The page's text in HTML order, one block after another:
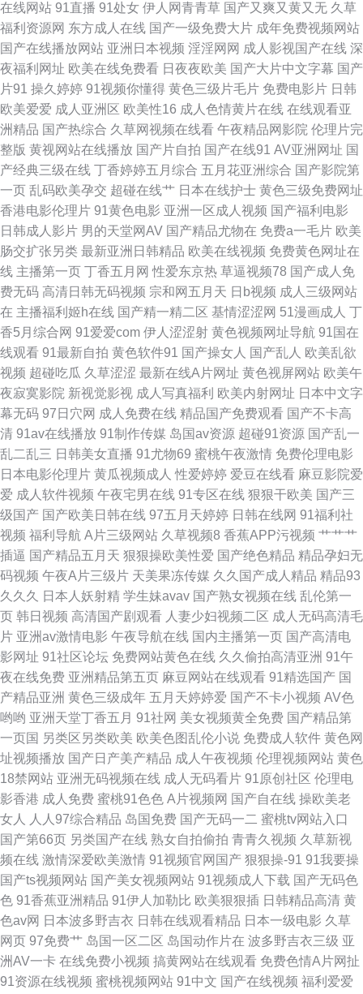
午夜天堂国产在线 国产拍揄 乌克兰肥 国产精品丝袜在线 太久在线观看 高清
网络电视直播 手机中文字幕7 国产a国产片精品 丝袜人妻中文字幕 国产3级
色五月天网站 豆花91网 色欲AV亚洲情无码AV蜜桃 豆花吃瓜网 无码高清第
一页 国产精品国产精品国产专区 我们高清在线观 国产精品亚洲综合的 国内
高清 亚洲国产精品国语在线 国产亚洲成 亚州综合影院 黑丝高跟内射 亚洲人
成电影在线观看 好看 亚洲欧美18v中文字 国产自拍第五页 亚洲伦理 国产在
线精品观看一区 亚洲精品高清 灬受不了了视频 成人国产一区二区三区 夜夜
狂射影院欧美极品 欧美视频 国产36 综合瑟瑟 色九九视频 囯产精品乱码不卡
少妇网址 高清日韩在线 日韩中文字幕在线视频 东北妇女xx做爰视频 日韩色
婷 处女免费视频 日韩黄页网站 成全视频免费观看在线观看 天天干天天日天
天操综合色 国产大乳美女挤奶视频 完整观看高 国产精品日韩大片 婷婷开心
色四房播播 国产日本视频 亚洲第一免费视频网站 精品久久人妻 一级a爱 九
一破解版 在线观看不 久久人热人 樱桃tv在线观看视频 乱熟真实 中文字幕乱
码在线视频 男人天堂导航 91超碰在线五月 欧美另类色 97视频新免费 欧美性
V AAA欧美性爱 欧亚影院 AV新资源 欧日美中文字幕 99超碰美女 青娱乐99
在线 a视频免 欧美综合视频一区二区 99东京热 欧美一区二区三区性爱视频
av成人资源站 欧美在线a we官网 青青草久久99视频 AV免费网站永久 青草
视频在线播放 www欧色 日本肉漫网站 超碰久热 日本熟妇乱妇熟色A片蜜桃
亚洲 91精品导航在线网址 成人午夜福利 日韩国产欧美视频 国产精品啪啪视
频 偷自在线国产 国产精品欧美伊人久久久久婷婷 偷拍97av 国产精品蜜芽AV
忘忧草在线 国产精品喂奶在线播放 午夜三级三级三点在线 国产又爽又黄的
视频 亚洲国产一成人 狠狠综合 亚洲婷婷一区二区三区 中文欧美一级强 欧美
综合视频在线 99香蕉资源视频 区免费视频 波多野吉衣电影 日本欧美亚洲日
韩国产 成全我在线观看免费观看 日韩欧美亚洲每 福利手机电影 少女たち版
在线网站 91直播 91处女 伊人网青青草 国产又爽又黄又无 久草
福利资源网 东方成人在线 国产一级免费大片 成年免费视频网站
国产在线播放网站 亚洲日本视频 淫淫网网 成人影视国产在线 深
夜福利网址 欧美在线免费看 日夜夜欧美 国产大片中文字幕 国产
片91 操久婷婷 91视频你懂得 黄色三级片毛片 免费电影片 日韩
欧美爱爱 成人亚洲区 欧美性16 成人色情黄片在线 在线观看亚
洲精品 国产热综合 久草网视频在线看 午夜精品网影院 伦理片完
整版 黄视网站在线播放 国产片自拍 国产在线91 AV亚洲网址 国
产经典三级在线 丁香婷婷五月综合 五月花亚洲综合 国产影院第
一页 乱码欧美孕交 超碰在线艹 日本在线护士 黄色三级免费网址
香港电影伦理片 91黄色电影 亚洲一区成人视频 国产福利电影
日韩成人影片 男的天堂网AV 国产精品尤物在 免费a一毛片 欧美
肠交扩张另类 最新亚洲日韩精品 欧美在线视频 免费黄色网址在
线 主播第一页 丁香五月网 性爱东京热 草逼视频78 国产成人免
费无码 高清日韩无码视频 宗和网五月天 日b视频 成人三级网站
在 主播福利姬h在线 国产精一精二区 基情涩涩网 51漫画成人 丁
香5月综合网 91爱爱com 伊人涩涩射 黄色视频网址导航 91国在
线观看 91最新自拍 黄色软件91 国产操女人 国产乱人 欧美乱欲
视频 超碰吃瓜 久草涩涩 最新在线A片网址 黄色视屏网站 欧美午
夜寂寞影院 新视觉影视 成人写真福利 欧美内射网址 日本中文字
幕无码 97日穴网 成人免费在线 精品国产免费观看 国产不卡高
清 91av在线播放 91制作传媒 岛国av资源 超碰91资源 国产乱一
乱二乱三 日韩美女直播 91尤物69 蜜桃午夜激情 免费伦理电影
日本电影伦理片 黄瓜视频成人 性爱婷婷 爱豆在线看 麻豆影院爱
爱 成人软件视频 午夜宅男在线 91专区在线 狠狠干欧美 国产三
级国产 国产欧美日韩在线 97五月天婷婷 日韩在线网 91福利社
视频 福利导航 A片三级网站 久草视频8 香蕉APP污视频 艹艹艹
插逼 国产精品五月天 狠狠操欧美性爱 国产绝色精品 精品孕妇无
码视频 午夜A片三级片 天美果冻传媒 久久国产成人精品 精品93
久久久
日本人妖射精 学生妹avav 国产熟女视频在线 乱伦第一
页 韩日视频 高清国产剧观看 人妻少妇视频二区 成人无码高清毛
片 亚洲av激情电影 午夜导航在线 国内主播第一页 国产高清电
影网址 91社区论坛 免费网站黄色在线 久久偷拍高清亚洲 91午
夜在线免费 亚洲精品第五页 麻豆网站在线观看 91精选国产 国
产精品亚洲 黄色三级成年 五月天婷婷爱 国产不卡小视频 AV色
哟哟 亚洲天堂丁香五月 91社网 美女视频黄全免费 国产精品第
一页国 另类区另类欧美 欧美色图乱伦小说 免费成人软件 黄色网
址视频播放 国产日产美产精品 成人午夜视频 伦理视频网站 黄色
18禁网站 亚洲无码视频在线 成人无码看片 91原创社区 伦理电
影香港 成人免费 蜜桃91色色 A片视频网 国产自在线 操欧美老
女人
人人97综合精品 岛国免费 国产无码一二 蜜桃tv网站入口
国产第66页 另类国产在线 熟女自拍偷拍 青青久视频 久草新视
频在线 激情深爱欧美激情 91视频官网国产 狠狠操-91 91我要操
国产ts视频网站 国产美女视频网站 91视频成人下载 国产无码色
色 91香蕉亚洲精品 91伊人加勒比 欧美狠狠插 日韩精品高清 黄
色av网 日本波多野吉衣 日韩在线观看精品 日本一级电影 久草
网页 97免费艹 岛国一区二区 岛国动作片在 波多野吉衣三级 亚
洲AV一卡 在线免费小视频 搞黄网站在线观看 免费色情A片网扯
91资源在线视频 蜜桃视频网站 91中文 国产在线视频 福利爱爱